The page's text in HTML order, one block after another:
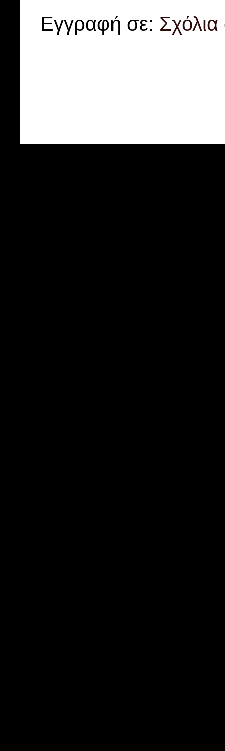
Εγγραφή σε: